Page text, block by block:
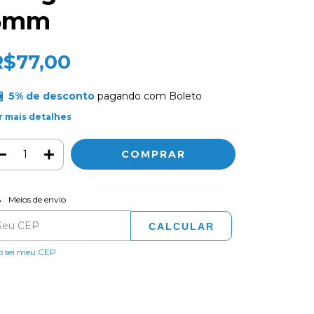
5% de desconto pagando com Boleto
mais detalhes
para o CEP:
Meios de envio
CALCULAR
sei meu CEP